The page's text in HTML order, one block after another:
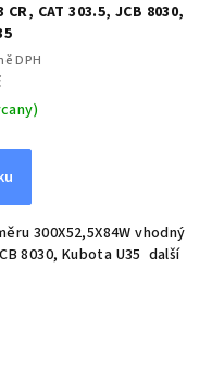
CAT 303.5, JCB 8030,
DPH
300X52,5X84W vhodný
8030, Kubota U35 další